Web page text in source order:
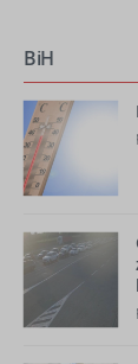
BiH